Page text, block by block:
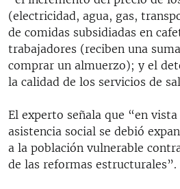
(electricidad, agua, gas,
de comidas subsidiadas en
trabajadores (reciben una
comprar un almuerzo); y el
la calidad de los servicios de
El experto señala que “en
asistencia social se debió
a la población vulnerable
de las reformas estructurales”.